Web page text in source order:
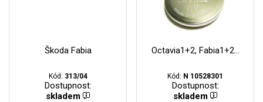
Škoda Fabia
Kód: 313/04
Dostupnost:
skladem
Octavia1+2, Fabia1+2...
Kód: N 10528301
Dostupnost:
skladem